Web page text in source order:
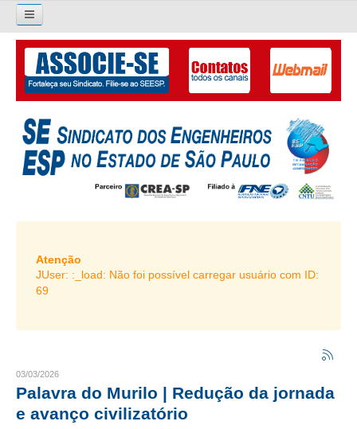
Pesquisar...
O SINDICATO
APRESENTAÇÃO
PALAVRA DO PRESIDENTE
DIRETORIA
LIVRO GESTÃO 2026-2029
SUBSEDES SINDICAIS
CRESCE BRASIL
CONSELHO TECNOLÓGICO
Atenção
JUser: :_load: Não foi possível carregar usuário com ID:
69
03/03/2026
Palavra do Murilo | Redução da jornada
e avanço civilizatório